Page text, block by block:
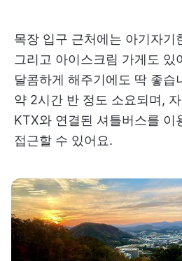
목장 입구 근처에는 아기자기
그리고 아이스크림 가게도 있
달콤하게 해주기에도 딱 좋습
약 2시간 반 정도 소요되며,
KTX와 연결된 셔틀버스를 이
접근할 수 있어요.